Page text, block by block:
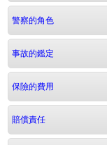
警察的角色
事故的鑑定
保險的費用
賠償責任